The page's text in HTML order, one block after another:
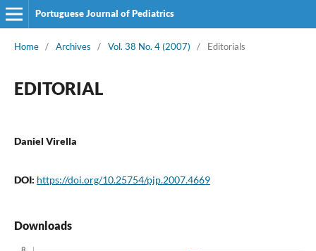
Portuguese Journal of Pediatrics
Home / Archives / Vol. 38 No. 4 (2007) / Editorials
EDITORIAL
Daniel Virella
DOI: https://doi.org/10.25754/pjp.2007.4669
Downloads